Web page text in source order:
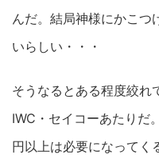
んだ。結局神様にかこつ
いらしい・・・
そうなるとある程度絞れ
IWC・セイコーあたりだ
円以上は必要になってく